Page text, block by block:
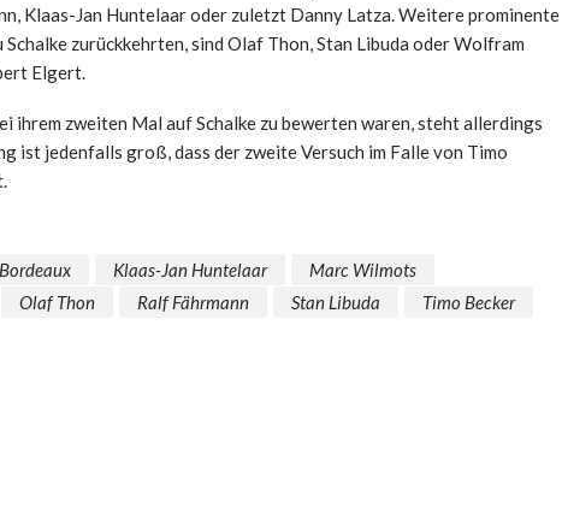
Klaas-Jan Huntelaar oder zuletzt Danny Latza. Weitere prominente
zurückkehrten, sind Olaf Thon, Stan Libuda oder Wolfram
Elgert.
ihrem zweiten Mal auf Schalke zu bewerten waren, steht allerdings
ist jedenfalls groß, dass der zweite Versuch im Falle von Timo
Klaas-Jan Huntelaar
Marc Wilmots
Olaf Thon Ralf Fährmann Stan Libuda
Timo Becker